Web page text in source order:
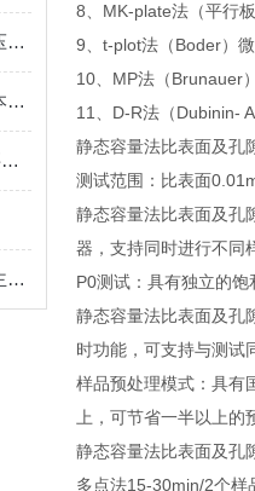
测试比表面和孔径分布时气体压力、分压、相对压力有何差别？
高压储氢气体吸附分析仪的基本操作步骤如下
精确标定比表面积仪K值的重要性与方法解析
述说重量法蒸汽吸附仪的七大主要特性
8、MK-plate法（平行
9、t-plot法（Boder）
10、MP法（Brunauer
11、D-R法（Dubinin-
静态容量法比表面及孔
测试范围：比表面
静态容量法比表面及孔
器，支持同时进行不同
P0测试：具有独立的
静态容量法比表面及孔
时功能，可支持与测试
样品预处理模式：具有
上，可节省一半以上
静态容量法比表面及孔
多点法15-30min/2个样